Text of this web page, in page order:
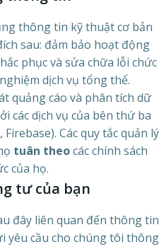
thông tin kỹ thuật cơ bản
sau: đảm bảo hoạt động
phục và sửa chữa lỗi chức
dịch vụ tổng thể.
quảng cáo và phân tích dữ
các dịch vụ của bên thứ ba
Các quy tắc quản lý
tuân theocác chính sách
của họ.
tư của bạn
đây liên quan đến thông tin
yêu cầu cho chúng tôi thông